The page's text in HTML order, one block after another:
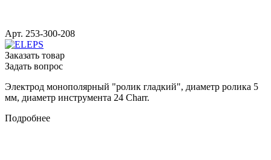
Арт. 253-300-208
Заказать товар
Задать вопрос
Электрод монополярный "ролик гладкий", диаметр ролика 5
мм, диаметр инструмента 24 Charr.
Подробнее